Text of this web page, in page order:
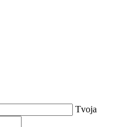
Tvoja